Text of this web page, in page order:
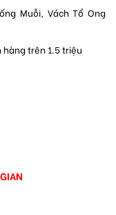
Muỗi, Vách Tổ Ong
trên 1.5 triệu